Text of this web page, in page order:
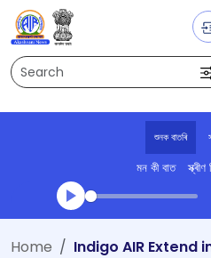
Search
শুনক বাতৰি
মন কী বাত
Home